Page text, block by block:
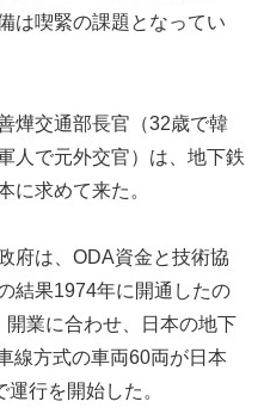
は喫緊の課題となってい
燁交通部長官（32歳で韓
人で元外交官）は、地下鉄
に求めて来た。
府は、ODA資金と技術協
結果1974年に開通したの
業に合わせ、日本の地下
線方式の車両60両が日本
行を開始した。